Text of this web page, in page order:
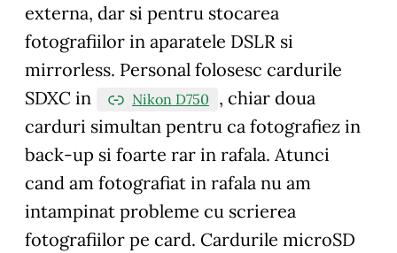
externa, dar si pentru stocarea
fotografiilor in aparatele DSLR si
mirrorless. Personal folosesc cardurile
SDXC in
Nikon D750
, chiar doua
carduri simultan pentru ca fotografiez in
back-up si foarte rar in rafala. Atunci
cand am fotografiat in rafala nu am
intampinat probleme cu scrierea
fotografiilor pe card. Cardurile microSD